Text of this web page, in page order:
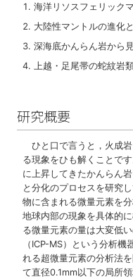
海洋リソスフェリック
大陸性マントルの進化
深海底かんらん岩から
上越・足尾帯の蛇紋岩
研究概要
ひと口で言うと，火成
る現象をひも解くことで
に上昇してきたかんらん
と分化のプロセスを研究
物に含まれる微量元素を
地球内部の現象を具体的
る微量元素の量は大変低
（ICP-MS）という分析
れる超微量元素の分析法
て直径0.1mm以下の局所